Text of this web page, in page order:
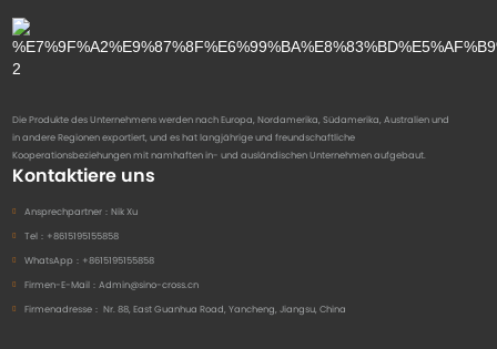
Die Produkte des Unternehmens werden nach Europa, Nordamerika, Südamerika, Australien und
in andere Regionen exportiert, und es hat langjährige und freundschaftliche
Kooperationsbeziehungen mit namhaften in- und ausländischen Unternehmen aufgebaut.
Kontaktiere uns
Ansprechpartner： Nik Xu
Tel： +8615195155858
WhatsApp： +8615195155858
Firmen-E-Mail： Admin@sino-cross.cn
Firmenadresse： Nr. 88, East Guanhua Road, Yancheng, Jiangsu, China